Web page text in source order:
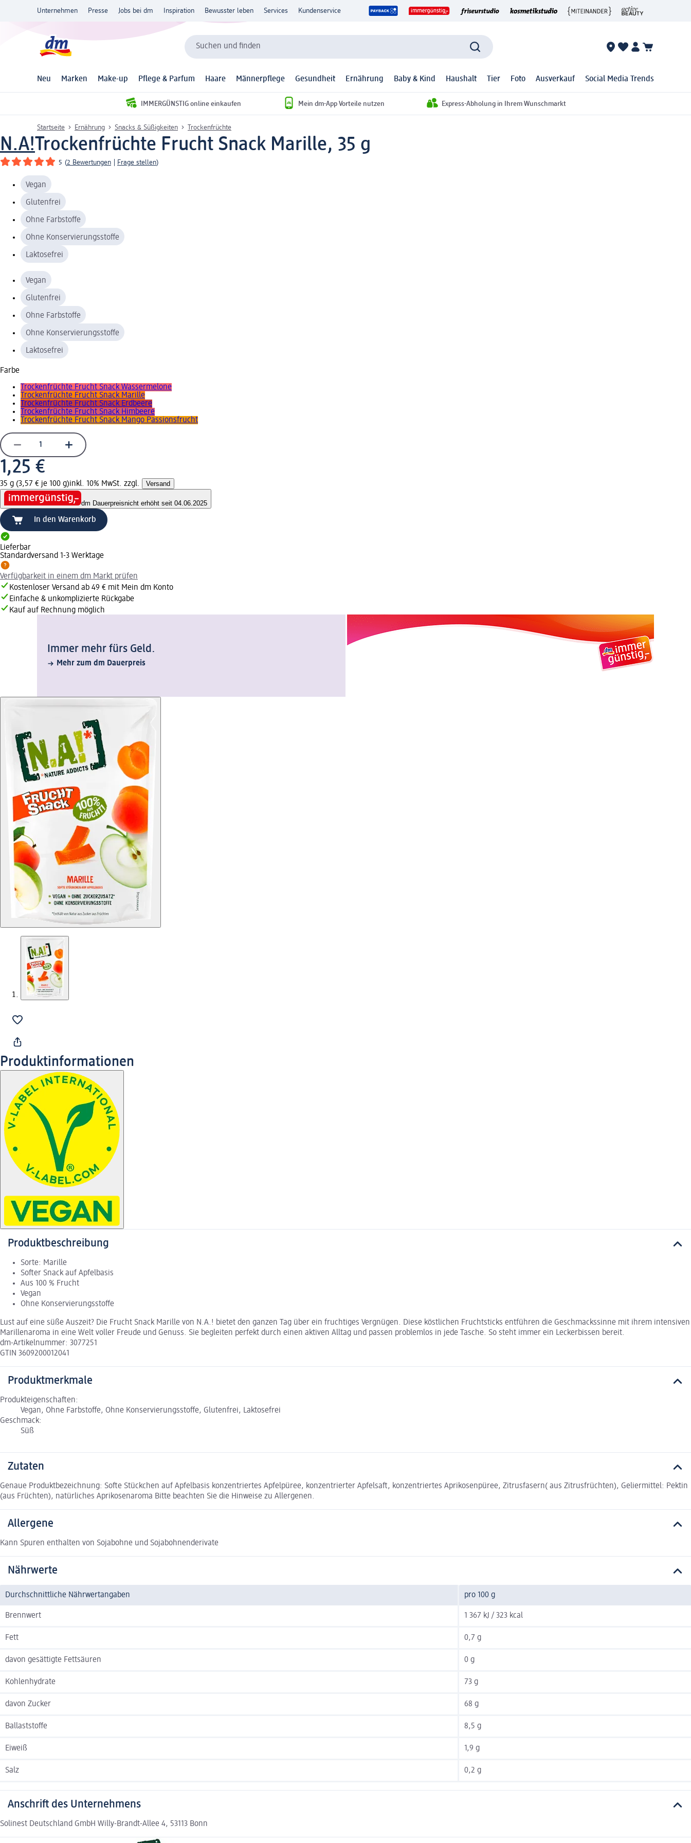
Unternehmen Presse Jobs bei dm Inspiration Bewusster leben Services Kundenservice
Suchen und finden
Neu Marken Make-up Pflege & Parfum Haare Männerpflege Gesundheit Ernährung Baby & Kind Haushalt Tier Foto Ausverkauf Social Media Trends
IMMERGÜNSTIG online einkaufen Mein dm-App Vorteile nutzen Express-Abholung in Ihrem Wunschmarkt
Startseite Ernährung Snacks & Süßigkeiten Trockenfrüchte
N.A!Trockenfrüchte Frucht Snack Marille, 35 g
5 (2 Bewertungen Frage stellen)
Vegan
Glutenfrei
Ohne Farbstoffe
Ohne Konservierungsstoffe
Laktosefrei
Vegan
Glutenfrei
Ohne Farbstoffe
Ohne Konservierungsstoffe
Laktosefrei
Farbe
Trockenfrüchte Frucht Snack Wassermelone
Trockenfrüchte Frucht Snack Marille
Trockenfrüchte Frucht Snack Erdbeere
Trockenfrüchte Frucht Snack Himbeere
Trockenfrüchte Frucht Snack Mango Passionsfrucht
1,25 €
35 g (3,57 € je 100 g)inkl. 10% MwSt. zzgl. Versand
dm Dauerpreisnicht erhöht seit 04.06.2025
In den Warenkorb
Lieferbar
Standardversand 1-3 Werktage
Verfügbarkeit in einem dm Markt prüfen
Kostenloser Versand ab 49 € mit Mein dm Konto
Einfache & unkomplizierte Rückgabe
Kauf auf Rechnung möglich
Immer mehr fürs Geld.
Mehr zum dm Dauerpreis
Produktinformationen
Produktbeschreibung
Sorte: Marille
Softer Snack auf Apfelbasis
Aus 100 % Frucht
Vegan
Ohne Konservierungsstoffe
Lust auf eine süße Auszeit? Die Frucht Snack Marille von N.A.! bietet den ganzen Tag über ein fruchtiges Vergnügen. Diese köstlichen Fruchtsticks entführen die Geschmackssinne mit ihrem intensiven
Marillenaroma in eine Welt voller Freude und Genuss. Sie begleiten perfekt durch einen aktiven Alltag und passen problemlos in jede Tasche. So steht immer ein Leckerbissen bereit.
dm-Artikelnummer: 3077251
GTIN 3609200012041
Produktmerkmale
Produkteigenschaften:
Vegan, Ohne Farbstoffe, Ohne Konservierungsstoffe, Glutenfrei, Laktosefrei
Geschmack:
Süß
Zutaten
Genaue Produktbezeichnung: Softe Stückchen auf Apfelbasis konzentriertes Apfelpüree, konzentrierter Apfelsaft, konzentriertes Aprikosenpüree, Zitrusfasern( aus Zitrusfrüchten), Geliermittel: Pektin
(aus Früchten), natürliches Aprikosenaroma Bitte beachten Sie die Hinweise zu Allergenen.
Allergene
Kann Spuren enthalten von Sojabohne und Sojabohnenderivate
Nährwerte
Durchschnittliche Nährwertangaben pro 100 g
Brennwert 1 367 kJ / 323 kcal
Fett 0,7 g
davon gesättigte Fettsäuren 0 g
Kohlenhydrate 73 g
davon Zucker 68 g
Ballaststoffe 8,5 g
Eiweiß 1,9 g
Salz 0,2 g
Anschrift des Unternehmens
Solinest Deutschland GmbH Willy-Brandt-Allee 4, 53113 Bonn